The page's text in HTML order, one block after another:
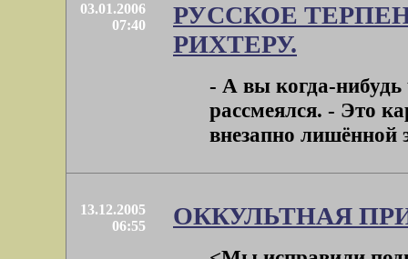
03.01.2006
07:40
РУССКОЕ
РИХТЕРУ.
- А вы когда-нибудь
рассмеялся. - Это
внезапно лишённой
13.12.2005
06:55
ОККУЛЬТНАЯ